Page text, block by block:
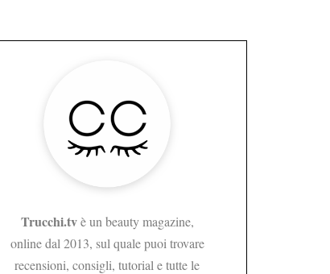
Trucchi.tvè un beauty magazine,
online dal 2013, sul quale puoi trovare
recensioni, consigli, tutorial e tutte le